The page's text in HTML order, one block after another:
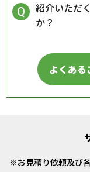
紹介いただ
か？
よくある
お見積り依頼及び